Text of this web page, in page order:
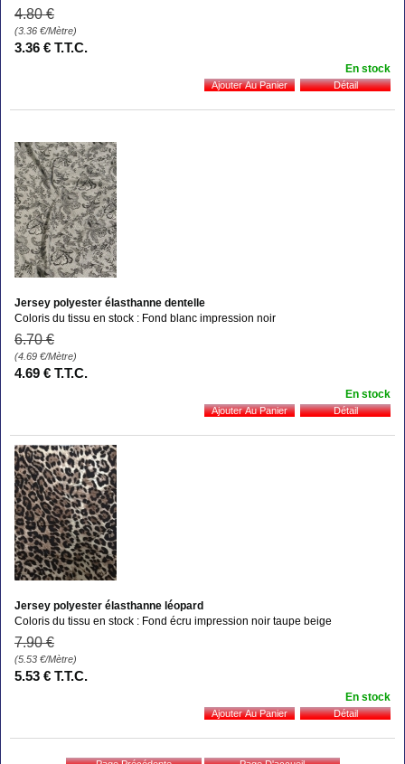
4.80 €
(3.36 €/Mètre)
3.36 € T.T.C.
En stock
Jersey polyester élasthanne dentelle
Coloris du tissu en stock : Fond blanc impression noir
6.70 €
(4.69 €/Mètre)
4.69 € T.T.C.
En stock
Jersey polyester élasthanne léopard
Coloris du tissu en stock : Fond écru impression noir taupe beige
7.90 €
(5.53 €/Mètre)
5.53 € T.T.C.
En stock